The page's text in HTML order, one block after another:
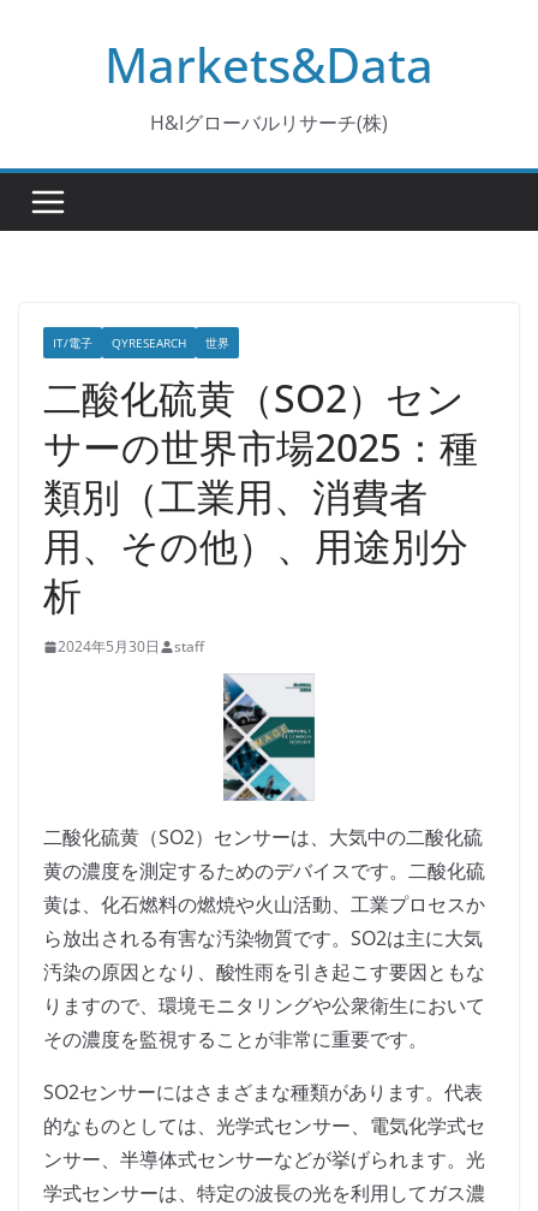
Markets&Data
H&Iグローバルリサーチ(株)
IT/電子 QYRESEARCH 世界
二酸化硫黄（SO2）セン
サーの世界市場2025：種
類別（工業用、消費者
用、その他）、用途別分
析
2024年5月30日 staff
二酸化硫黄（SO2）センサーは、大気中の二酸化硫
黄の濃度を測定するためのデバイスです。二酸化硫
黄は、化石燃料の燃焼や火山活動、工業プロセスか
ら放出される有害な汚染物質です。SO2は主に大気
汚染の原因となり、酸性雨を引き起こす要因ともな
りますので、環境モニタリングや公衆衛生において
その濃度を監視することが非常に重要です。
SO2センサーにはさまざまな種類があります。代表
的なものとしては、光学式センサー、電気化学式セ
ンサー、半導体式センサーなどが挙げられます。光
学式センサーは、特定の波長の光を利用してガス濃